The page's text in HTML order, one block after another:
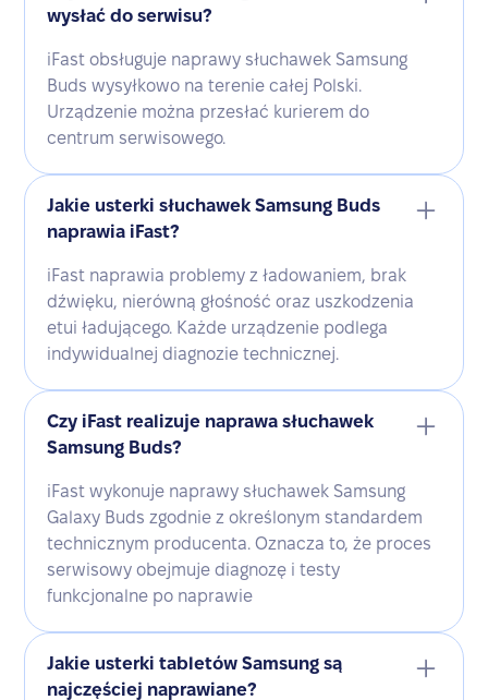
wysłać do serwisu?
iFast obsługuje naprawy słuchawek Samsung
Buds wysyłkowo na terenie całej Polski.
Urządzenie można przesłać kurierem do
centrum serwisowego.
Jakie usterki słuchawek Samsung Buds
naprawia iFast?
iFast naprawia problemy z ładowaniem, brak
dźwięku, nierówną głośność oraz uszkodzenia
etui ładującego. Każde urządzenie podlega
indywidualnej diagnozie technicznej.
Czy iFast realizuje naprawa słuchawek
Samsung Buds?
iFast wykonuje naprawy słuchawek Samsung
Galaxy Buds zgodnie z określonym standardem
technicznym producenta. Oznacza to, że proces
serwisowy obejmuje diagnozę i testy
funkcjonalne po naprawie
Jakie usterki tabletów Samsung są
najczęściej naprawiane?